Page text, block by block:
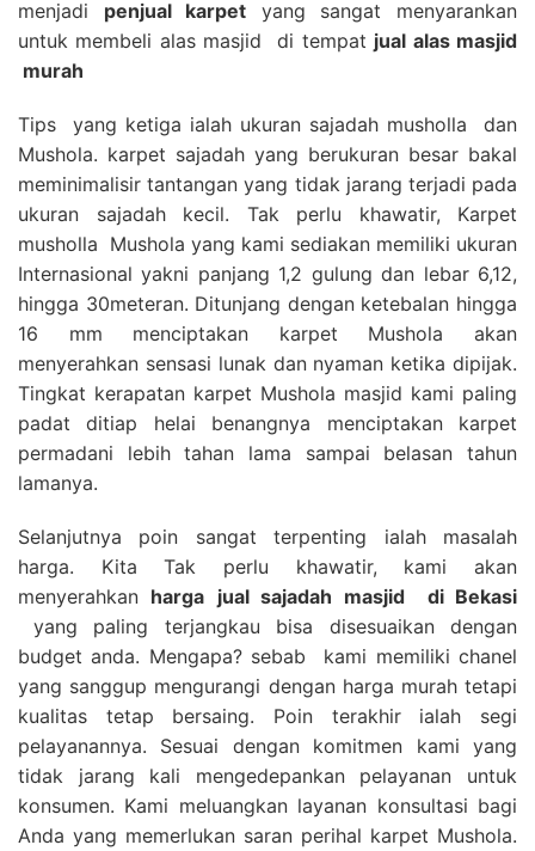
menjadi penjual karpet yang sangat menyarankan
untuk membeli alas masjid di tempat jual alas masjid
murah
Tips yang ketiga ialah ukuran sajadah musholla dan
Mushola. karpet sajadah yang berukuran besar bakal
meminimalisir tantangan yang tidak jarang terjadi pada
ukuran sajadah kecil. Tak perlu khawatir, Karpet
musholla Mushola yang kami sediakan memiliki ukuran
Internasional yakni panjang 1,2 gulung dan lebar 6,12,
hingga 30meteran. Ditunjang dengan ketebalan hingga
16 mm menciptakan karpet Mushola akan
menyerahkan sensasi lunak dan nyaman ketika dipijak.
Tingkat kerapatan karpet Mushola masjid kami paling
padat ditiap helai benangnya menciptakan karpet
permadani lebih tahan lama sampai belasan tahun
lamanya.
Selanjutnya poin sangat terpenting ialah masalah
harga. Kita Tak perlu khawatir, kami akan
menyerahkan harga jual sajadah masjid
di Bekasi
yang paling terjangkau bisa disesuaikan dengan
budget anda. Mengapa? sebab kami memiliki chanel
yang sanggup mengurangi dengan harga murah tetapi
kualitas tetap bersaing. Poin terakhir ialah segi
pelayanannya. Sesuai dengan komitmen kami yang
tidak jarang kali mengedepankan pelayanan untuk
konsumen. Kami meluangkan layanan konsultasi bagi
Anda yang memerlukan saran perihal karpet Mushola.